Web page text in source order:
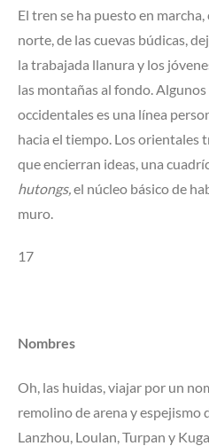
El tren se ha puesto en
norte, de las cuevas búdicas,
la trabajada llanura y los
las montañas al fondo.
occidentales es una línea
hacia el tiempo. Los orientales
que encierran ideas, una
hutongs, el núcleo básico de
muro.
17
Nombres
Oh, las huidas, viajar por un
remolino de arena y espejismo
Lanzhou, Loulan, Turpan y